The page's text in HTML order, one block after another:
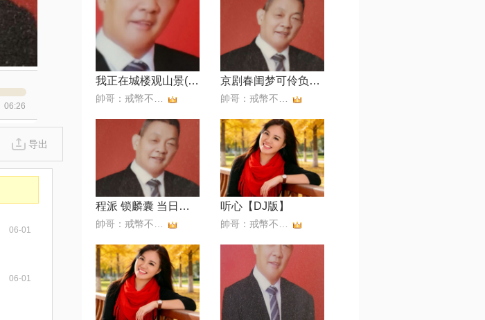
06:26
导出
06-01
06-01
我正在城楼观山景(空城计) 京剧春闺梦可伶负弩充前阵【尤继舜】
程派 锁麟囊 当日里好风光忽觉转变【依恋制作】 听心【DJ版】